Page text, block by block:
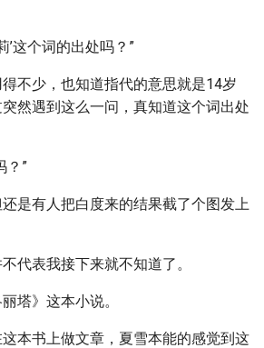
’这个词的出处吗？”
不少，也知道指代的意思就是14岁
然遇到这么一问，真知道这个词出处
？”
是有人把白度来的结果截了个图发上
代表我接下来就不知道了。
塔》这本小说。
本书上做文章，夏雪本能的感觉到这